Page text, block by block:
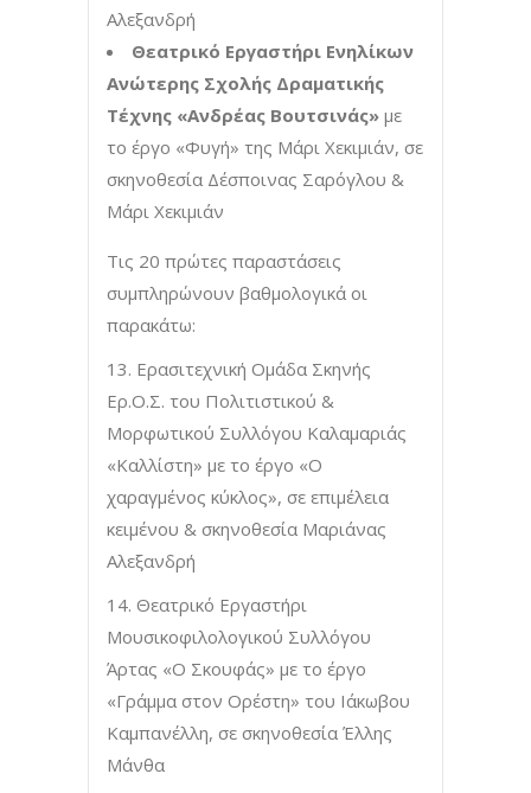
Αλεξανδρή
Θεατρικό Εργαστήρι Ενηλίκων
Ανώτερης Σχολής Δραματικής
Τέχνης «Ανδρέας Βουτσινάς» με
το έργο «Φυγή» της Μάρι Χεκιμιάν, σε
σκηνοθεσία Δέσποινας Σαρόγλου &
Μάρι Χεκιμιάν
Τις 20 πρώτες παραστάσεις
συμπληρώνουν βαθμολογικά οι
παρακάτω:
13. Ερασιτεχνική Ομάδα Σκηνής
Ερ.Ο.Σ. του Πολιτιστικού &
Μορφωτικού Συλλόγου Καλαμαριάς
«Καλλίστη» με το έργο «Ο
χαραγμένος κύκλος», σε επιμέλεια
κειμένου & σκηνοθεσία Μαριάνας
Αλεξανδρή
14. Θεατρικό Εργαστήρι
Μουσικοφιλολογικού Συλλόγου
Άρτας «Ο Σκουφάς» με το έργο
«Γράμμα στον Ορέστη» του Ιάκωβου
Καμπανέλλη, σε σκηνοθεσία Έλλης
Μάνθα